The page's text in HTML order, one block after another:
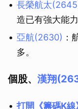
長榮航太
造已有強大能
亞航(2630) ：
多。
個股、 漢翔
打開《籌碼K